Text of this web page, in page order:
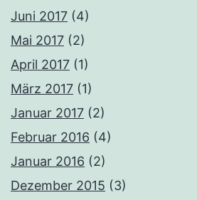
Juni 2017 (4)
Mai 2017 (2)
April 2017 (1)
März 2017 (1)
Januar 2017 (2)
Februar 2016 (4)
Januar 2016 (2)
Dezember 2015 (3)